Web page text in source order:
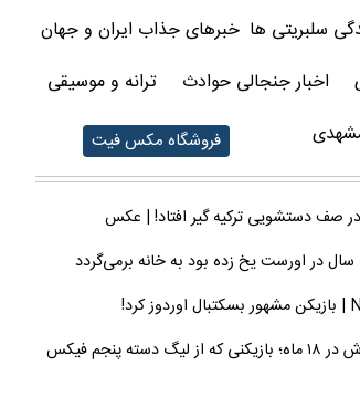
سلبریتی ها خبرهای جذاب ایران و جهان
اخبار جنجالی حوادث
ترانه و موسیقی
فروشگاه مکس فیت
صف دستشویی ترکیه گیر افتاد! | عکس
در اورست یخ زده بود به خانه برمی‌گردد
از فرش تا عرش در ۱۸ ماه؛ بازیکنی که از لیگ دسته پنجم فیکس